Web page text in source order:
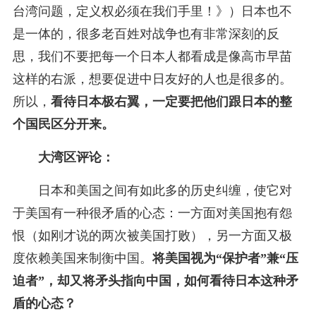
台湾问题，定义权必须在我们手里！》）日本也不
是一体的，很多老百姓对战争也有非常深刻的反
思，我们不要把每一个日本人都看成是像高市早苗
这样的右派，想要促进中日友好的人也是很多的。
所以， 看待日本极右翼，一定要把他们跟日本的整
个国民区分开来。
大湾区评论：
日本和美国之间有如此多的历史纠缠，使它对
于美国有一种很矛盾的心态：一方面对美国抱有怨
恨（如刚才说的两次被美国打败），另一方面又极
度依赖美国来制衡中国。 将美国视为“保护者”兼“压
迫者”，却又将矛头指向中国，如何看待日本这种矛
盾的心态？